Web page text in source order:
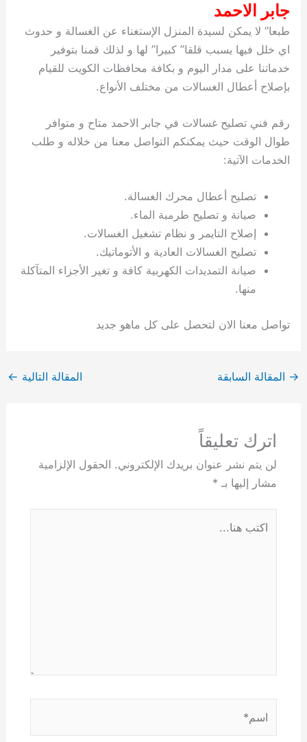
جابر الاحمد
طبعا” لا يمكن لسيدة المنزل الإستغناء عن الغسالة و حدوث
اي خلل فيها يسبب قلقا” كبيرا” لها و لذلك قمنا بتوفير
خدماتنا على مدار اليوم و بكافة محافظات الكويت للقيام
بإصلاح أعطال الغسالات من مختلف الأنواع.
رقم فني تصليح غسالات في جابر الاحمد متاح و متوافر
طوال الوقت حيث يمكنكم التواصل معنا من خلاله و طلب
الخدمات الآتية:
تصليح أعطال محرك الغسالة.
صيانة و تصليح طرمبة الماء.
إصلاح التايمر و نظام تشغيل الغسالات.
تصليح الغسالات العادية و الأتوماتيك.
صيانة التمديدات الكهربية كافة و تغير الأجزاء المتآكلة
منها.
تواصل معنا الان لتحصل على كل ماهو جديد
→ المقالة السابقة المقالة التالية ←
اترك تعليقاً
لن يتم نشر عنوان بريدك الإلكتروني. الحقول الإلزامية
مشار إليها بـ *
هنا...